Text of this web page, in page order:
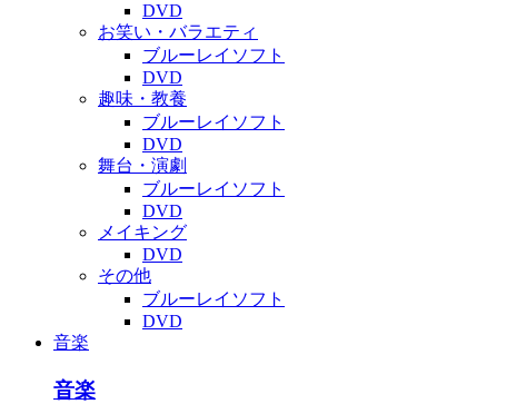
DVD
お笑い・バラエティ
ブルーレイソフト
DVD
趣味・教養
ブルーレイソフト
DVD
舞台・演劇
ブルーレイソフト
DVD
メイキング
DVD
その他
ブルーレイソフト
DVD
音楽
音楽